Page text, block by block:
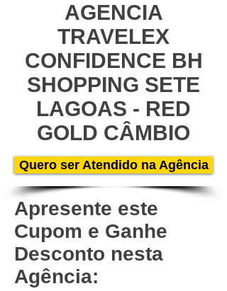
AGENCIA
TRAVELEX
CONFIDENCE BH
SHOPPING SETE
LAGOAS - RED
GOLD CÂMBIO
Quero ser Atendido na Agência
Apresente este
Cupom e Ganhe
Desconto nesta
Agência: